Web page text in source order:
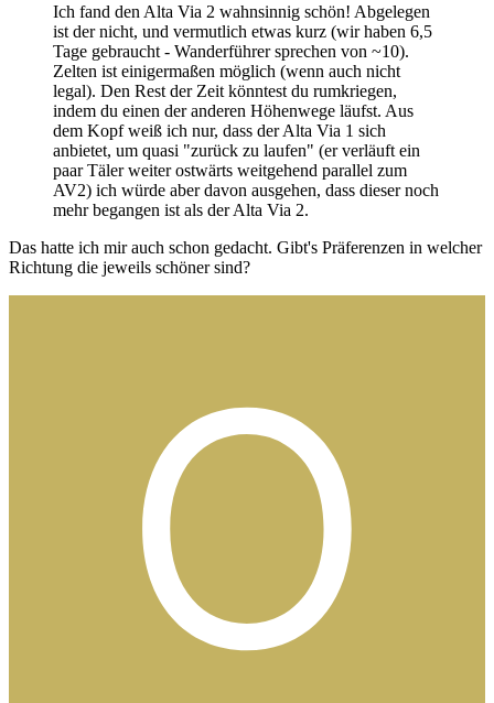
Ich fand den Alta Via 2 wahnsinnig schön! Abgelegen
ist der nicht, und vermutlich etwas kurz (wir haben 6,5
Tage gebraucht - Wanderführer sprechen von ~10).
Zelten ist einigermaßen möglich (wenn auch nicht
legal). Den Rest der Zeit könntest du rumkriegen,
indem du einen der anderen Höhenwege läufst. Aus
dem Kopf weiß ich nur, dass der Alta Via 1 sich
anbietet, um quasi "zurück zu laufen" (er verläuft ein
paar Täler weiter ostwärts weitgehend parallel zum
AV2) ich würde aber davon ausgehen, dass dieser noch
mehr begangen ist als der Alta Via 2.
Das hatte ich mir auch schon gedacht. Gibt's Präferenzen in welcher
Richtung die jeweils schöner sind?